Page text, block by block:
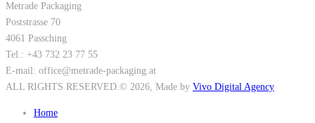
Metrade Packaging
Poststrasse 70
4061 Passching
Tel.: +43 732 23 77 55
E-mail: office@metrade-packaging.at
ALL RIGHTS RESERVED.© 2026, Made by Vivo Digital Agency
Home